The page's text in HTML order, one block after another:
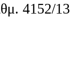
4152/13